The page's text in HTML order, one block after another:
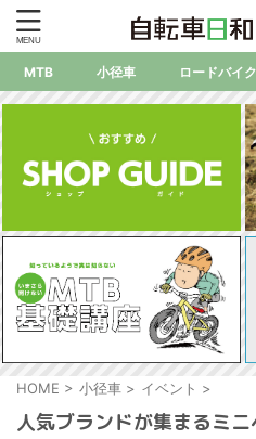
MTB 小径車 ロードバイク
HOME > 小径車 > イベント >
人気ブランドが集まるミ